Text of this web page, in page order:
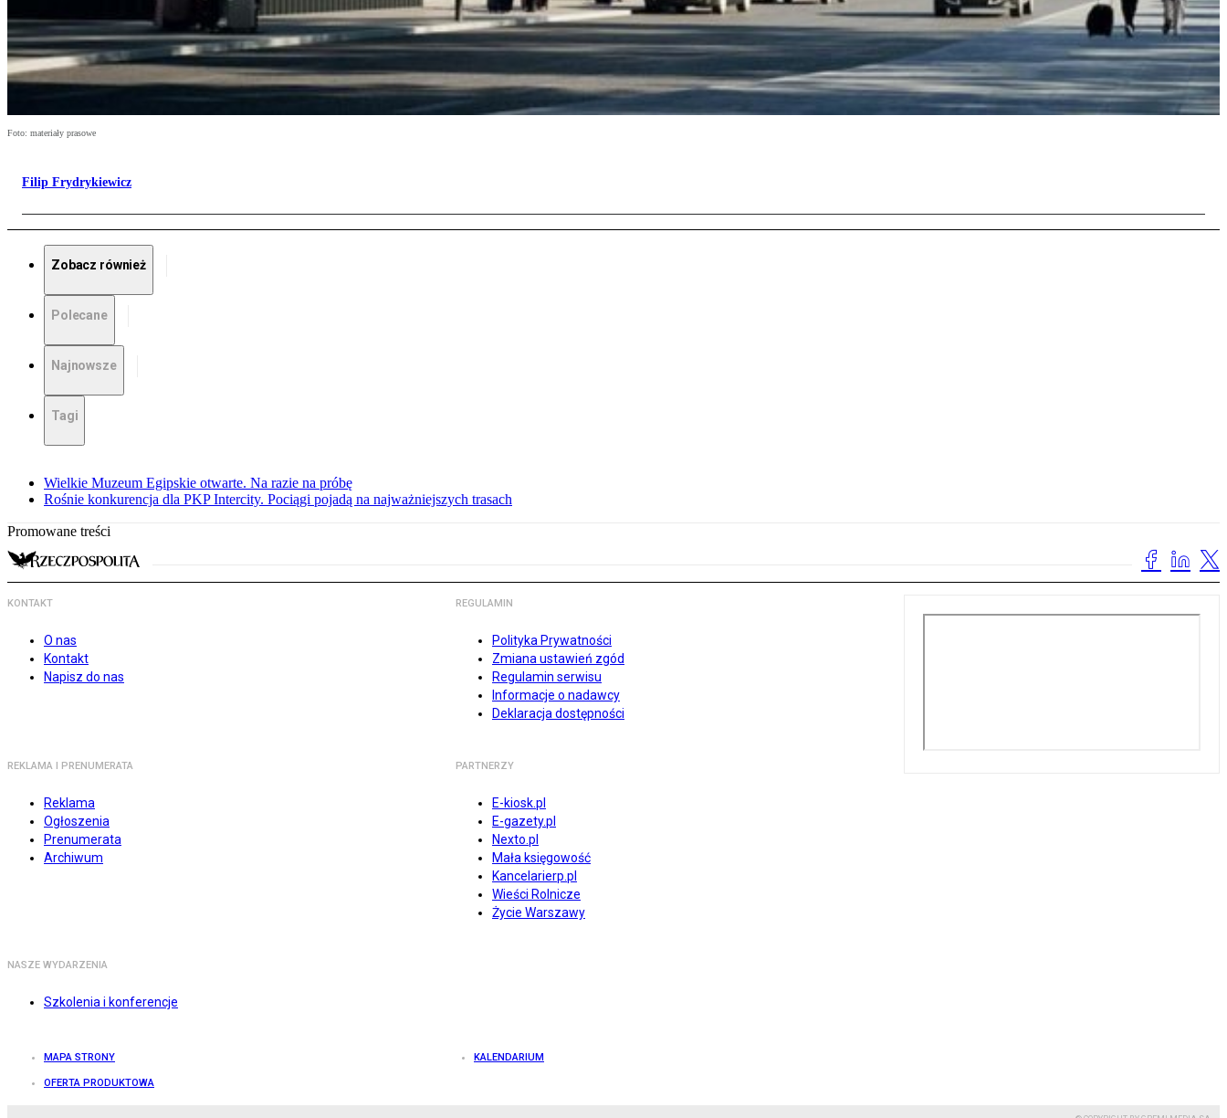
Foto: materiały prasowe
Filip Frydrykiewicz
Zobacz również
Polecane
Najnowsze
Tagi
Wielkie Muzeum Egipskie otwarte. Na razie na próbę
Rośnie konkurencja dla PKP Intercity. Pociągi pojadą na najważniejszych trasach
Promowane treści
KONTAKT
O nas
Kontakt
Napisz do nas
REGULAMIN
Polityka Prywatności
Zmiana ustawień zgód
Regulamin serwisu
Informacje o nadawcy
Deklaracja dostępności
REKLAMA I PRENUMERATA
Reklama
Ogłoszenia
Prenumerata
Archiwum
PARTNERZY
E-kiosk.pl
E-gazety.pl
Nexto.pl
Mała księgowość
Kancelarierp.pl
Wieści Rolnicze
Życie Warszawy
NASZE WYDARZENIA
Szkolenia i konferencje
MAPA STRONY KALENDARIUM
OFERTA PRODUKTOWA